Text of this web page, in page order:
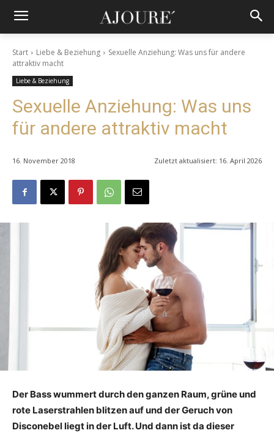
Start Liebe & Beziehung
Sexuelle Anziehung: Was uns für andere
attraktiv macht
Liebe & Beziehung
Sexuelle Anziehung: Was uns
für andere attraktiv macht
16. November 2018 Zuletzt aktualisiert: 16. April 2026
Der Bass wummert durch den ganzen Raum, grüne und
rote Laserstrahlen blitzen auf und der Geruch von
Disconebel liegt in der Luft. Und dann ist da dieser